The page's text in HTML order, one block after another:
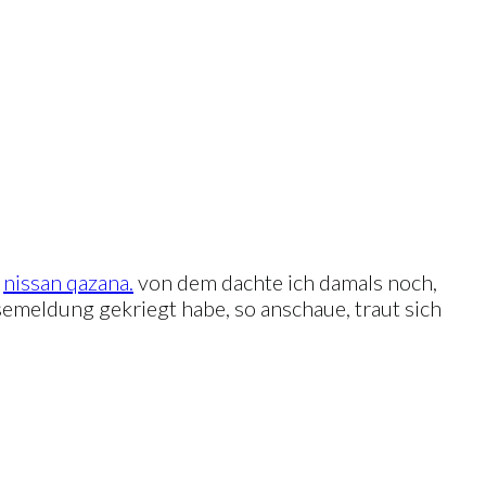
nissan qazana. von dem dachte ich damals noch,
gekriegt habe, so anschaue, traut sich